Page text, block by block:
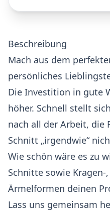
Beschreibung
Mach aus dem
persönliches
Die Investition in gute
höher. Schnell stellt
nach all der Arbeit, die
Schnitt „irgendwie“
Wie schön wäre es zu
Schnitte sowie
Ärmelformen deinen
Lass uns gemeinsam